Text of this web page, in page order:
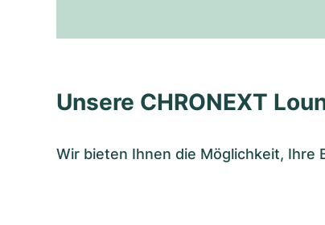
Unsere CHRONEXT
Wir bieten Ihnen die Möglichkeit, Ihre